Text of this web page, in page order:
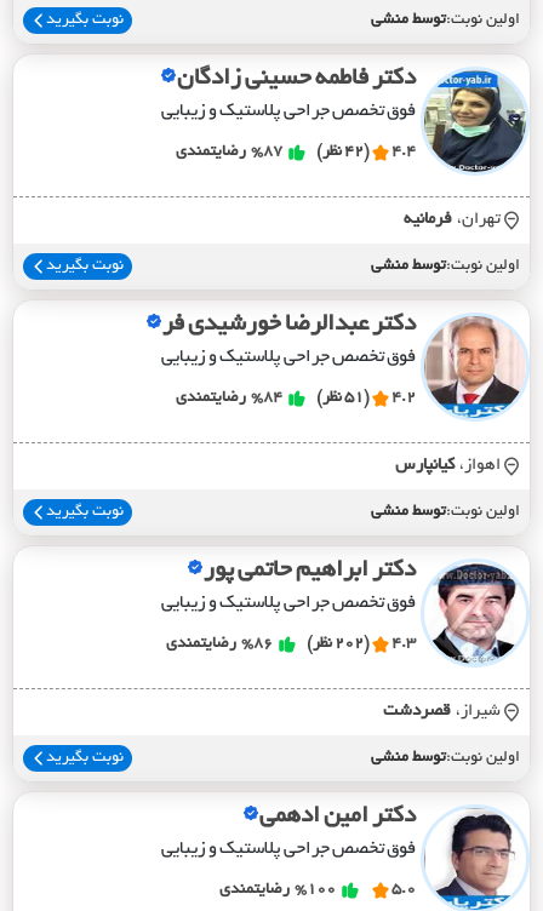
اولین نوبت:توسط منشی نوبت بگیرید
دکتر فاطمه حسینی زادگان
فوق تخصص جراحی پلاستیک و زیبایی
4.4 (42 نظر) %87 رضایتمندی
تهران، فرمانيه
اولین نوبت:توسط منشی نوبت بگیرید
دکتر عبدالرضا خورشیدی فر
فوق تخصص جراحی پلاستیک و زیبایی
4.2 (51 نظر) %84 رضایتمندی
اهواز، کيانپارس
اولین نوبت:توسط منشی نوبت بگیرید
دکتر ابراهیم حاتمی پور
فوق تخصص جراحی پلاستیک و زیبایی
4.3 (202 نظر) %86 رضایتمندی
شیراز، قصردشت
اولین نوبت:توسط منشی نوبت بگیرید
دکتر امین ادهمی
فوق تخصص جراحی پلاستیک و زیبایی
5.0
%100 رضایتمندی